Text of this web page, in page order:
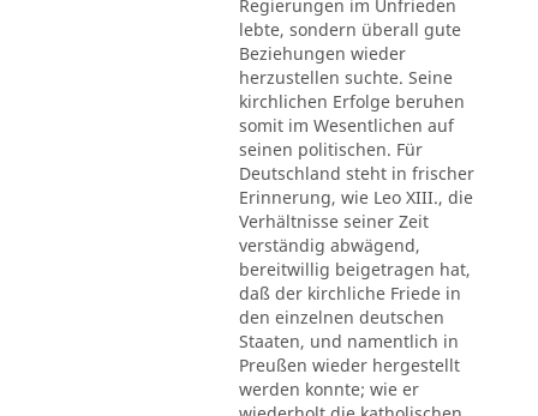
Regierungen im Unfrieden
lebte, sondern überall gute
Beziehungen wieder
herzustellen suchte. Seine
kirchlichen Erfolge beruhen
somit im Wesentlichen auf
seinen politischen. Für
Deutschland steht in frischer
Erinnerung, wie Leo XIII., die
Verhältnisse seiner Zeit
verständig abwägend,
bereitwillig beigetragen hat,
daß der kirchliche Friede in
den einzelnen deutschen
Staaten, und namentlich in
Preußen wieder hergestellt
werden konnte; wie er